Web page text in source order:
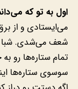
اول به تو که
می‌ایستادی و از
شعف می‌شدی.
تمام ستاره‌ها رو
سوسوی ستاره‌ها